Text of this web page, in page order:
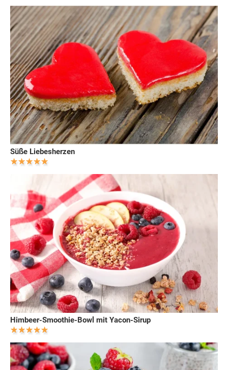
Süße Liebesherzen
Himbeer-Smoothie-Bowl mit Yacon-Sirup